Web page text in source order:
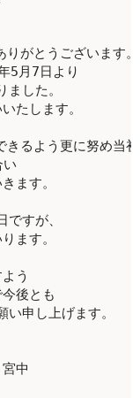
がとうございます。
5月7日より
した。
たします。
きるよう更に努め当
い
ます。
すが、
ます。
う
後とも
申し上げます。
中